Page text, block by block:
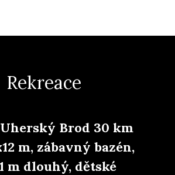
Rekreace
Brod 30 km
m, zábavný bazén,
m dlouhý, dětské